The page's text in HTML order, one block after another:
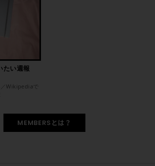
たい週報
Wikipediaで
MEMBERSとは？